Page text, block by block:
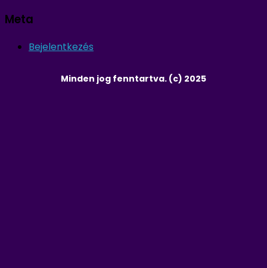
Meta
Bejelentkezés